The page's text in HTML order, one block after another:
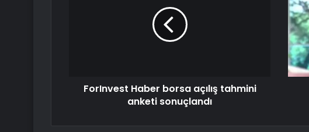
ForInvest Haber borsa açılış tahmini
anketi sonuçlandı